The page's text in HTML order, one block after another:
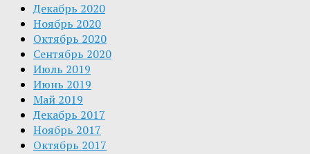
Декабрь 2020
Ноябрь 2020
Октябрь 2020
Сентябрь 2020
Июль 2019
Июнь 2019
Май 2019
Декабрь 2017
Ноябрь 2017
Октябрь 2017